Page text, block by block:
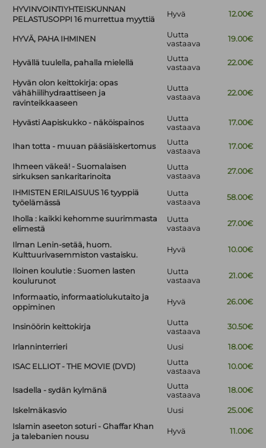
HYVINVOINTIYHTEISKUNNAN
PELASTUSOPPI 16 murrettua myyttiä
Hyvä 12.00€
HYVÄ, PAHA IHMINEN
Uutta
vastaava
19.00€
Hyvällä tuulella, pahalla mielellä
Uutta
vastaava
22.00€
Hyvän olon keittokirja: opas
vähähiilihydraattiseen ja
ravinteikkaaseen
Uutta
vastaava
22.00€
Hyvästi Aapiskukko - näköispainos
Uutta
vastaava
17.00€
Ihan totta - muuan pääsiäiskertomus
Uutta
vastaava
17.00€
Ihmeen väkeä! - Suomalaisen
sirkuksen sankaritarinoita
Uutta
vastaava
27.00€
IHMISTEN ERILAISUUS 16 tyyppiä
työelämässä
Uutta
vastaava
58.00€
Iholla : kaikki kehomme suurimmasta
elimestä
Uutta
vastaava
27.00€
Ilman Lenin-setää, huom.
Kulttuurivasemmiston vastaisku.
Hyvä 10.00€
Iloinen koulutie : Suomen lasten
koulurunot
Uutta
vastaava
21.00€
Informaatio, informaatiolukutaito ja
oppiminen
Hyvä 26.00€
Insinöörin keittokirja
Uutta
vastaava
30.50€
Irlanninterrieri Uusi 18.00€
ISAC ELLIOT - THE MOVIE (DVD)
Uutta
vastaava
10.00€
Isadella - sydän kylmänä
Uutta
vastaava
18.00€
Iskelmäkasvio Uusi
25.00€
Islamin aseeton soturi - Ghaffar Khan
ja talebanien nousu
Hyvä 11.00€